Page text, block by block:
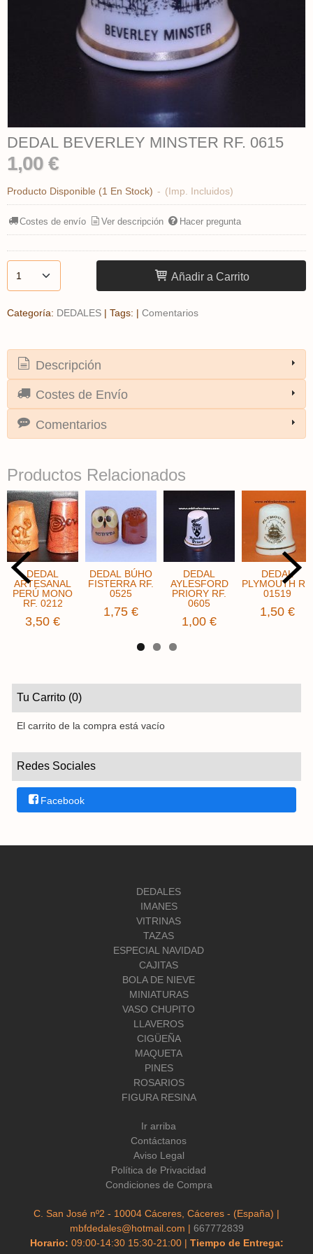
Tu Carrito (0)
El carrito de la compra está vacío
Redes Sociales
Facebook
DEDAL BEVERLEY MINSTER RF. 0615
1,00 €
Producto Disponible (1 En Stock) - (Imp. Incluidos)
Costes de envío Ver descripción Hacer pregunta
Añadir a Carrito
Categoría: DEDALES | Tags: | Comentarios
Descripción
Costes de Envío
Comentarios
Productos Relacionados
DEDAL
ARTESANAL
PERÚ MONO
RF. 0212
3,50 €
DEDAL BÚHO
FISTERRA RF.
0525
1,75 €
DEDAL
AYLESFORD
PRIORY RF.
0605
1,00 €
DEDAL
PLYMOUTH RF.
01519
1,50 €
DEDALES
IMANES
VITRINAS
TAZAS
ESPECIAL NAVIDAD
CAJITAS
BOLA DE NIEVE
MINIATURAS
VASO CHUPITO
LLAVEROS
CIGÜEÑA
MAQUETA
PINES
ROSARIOS
FIGURA RESINA
Ir arriba
Contáctanos
Aviso Legal
Política de Privacidad
Condiciones de Compra
C. San José nº2 - 10004 Cáceres, Cáceres - (España) |
mbfdedales@hotmail.com | 667772839
Horario: 09:00-14:30 15:30-21:00 | Tiempo de Entrega: